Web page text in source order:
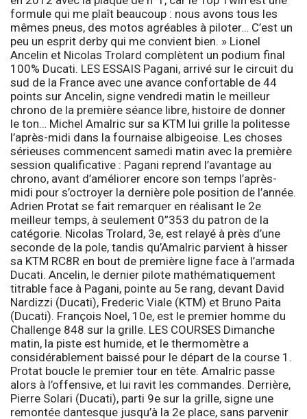
formule qui me plaît beaucoup : nous avons tous les
mêmes pneus, des motos agréables à piloter… C’est un
peu un esprit derby qui me convient bien. » Lionel
Ancelin et Nicolas Trolard complètent un podium final
100% Ducati. LES ESSAIS Pagani, arrivé sur le circuit du
sud de la France avec une avance confortable de 44
points sur Ancelin, signe vendredi matin le meilleur
chrono de la première séance libre, histoire de donner
le ton… Michel Amalric sur sa KTM lui grille la politesse
l’après-midi dans la fournaise albigeoise. Les choses
sérieuses commencent samedi matin avec la première
session qualificative : Pagani reprend l’avantage au
chrono, avant d’améliorer encore son temps l’après-
midi pour s’octroyer la dernière pole position de l’année.
Adrien Protat se fait remarquer en réalisant le 2e
meilleur temps, à seulement 0”353 du patron de la
catégorie. Nicolas Trolard, 3e, est relayé à près d’une
seconde de la pole, tandis qu’Amalric parvient à hisser
sa KTM RC8R en bout de première ligne face à l’armada
Ducati. Ancelin, le dernier pilote mathématiquement
titrable face à Pagani, pointe au 5e rang, devant David
Nardizzi (Ducati), Frederic Viale (KTM) et Bruno Paita
(Ducati). François Noel, 10e, est le premier homme du
Challenge 848 sur la grille. LES COURSES Dimanche
matin, la piste est humide, et le thermomètre a
considérablement baissé pour le départ de la course 1.
Protat boucle le premier tour en tête. Amalric passe
alors à l’offensive, et lui ravit les commandes. Derrière,
Pierre Solari (Ducati), parti 9e sur la grille, signe une
remontée dantesque jusqu’à la 2e place, sans parvenir